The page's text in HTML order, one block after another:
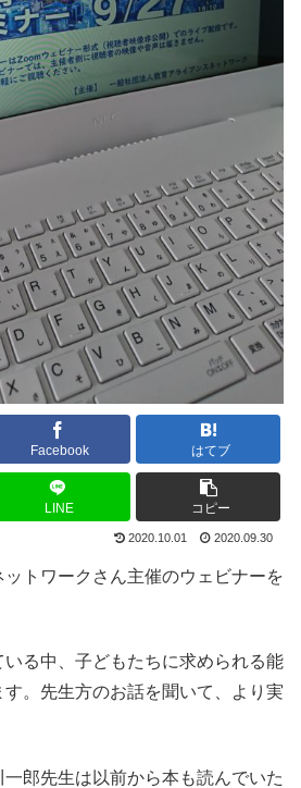
Facebook はてブ
LINE コピー
2020.10.01 2020.09.30
トワークさん主催のウェビナーを
る中、子どもたちに求められる能
。先生方のお話を聞いて、より実
郎先生は以前から本も読んでいた